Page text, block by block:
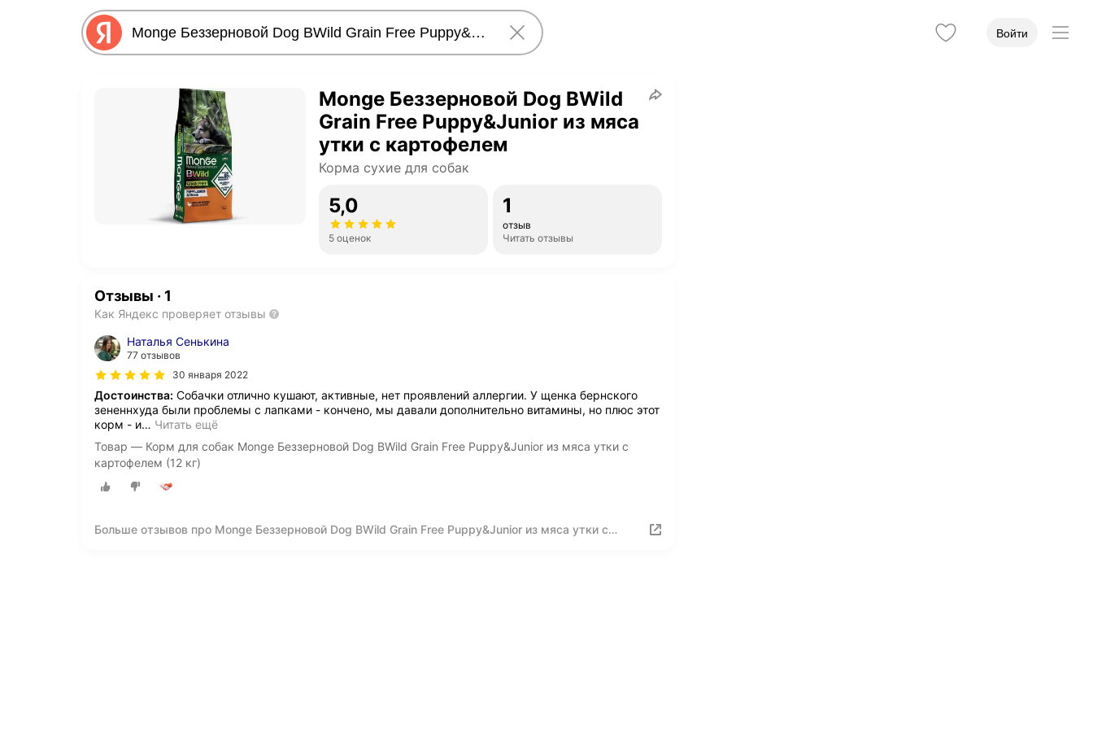
Войти
Monge Беззерновой Dog BWild
Grain Free Puppy&Junior из мяса
утки с картофелем
Корма сухие для собак
5,0
5 оценок
1
отзыв
Читать отзывы
Отзывы · 1
Как Яндекс проверяет отзывы
Наталья Сенькина
77 отзывов
30 января 2022
Достоинства: Собачки отлично кушают, активные, нет проявлений аллергии. У щенка бернского
зененнхуда были проблемы с лапками - кончено, мы давали дополнительно витамины, но плюс этот
корм - и… Читать ещё
Товар — Корм для собак Monge Беззерновой Dog BWild Grain Free Puppy&Junior из мяса утки с
картофелем (12 кг)
Больше отзывов про Monge Беззерновой Dog BWild Grain Free Puppy&Junior из мяса утки с